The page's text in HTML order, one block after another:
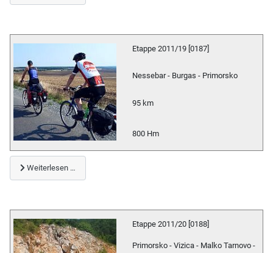
Etappe 2011/19 [0187]
Nessebar - Burgas - Primorsko
95 km
800 Hm
Weiterlesen …
Etappe 2011/20 [0188]
Primorsko - Vizica - Malko Tarnovo -